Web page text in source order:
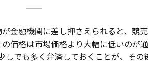
金融機関に差し押さえられると、競
価格は市場価格より大幅に低いのが
でも多く弁済しておくことが、そ